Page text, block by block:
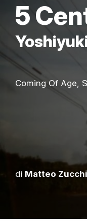
5
Coming Of Age,
di Matteo Zucchi